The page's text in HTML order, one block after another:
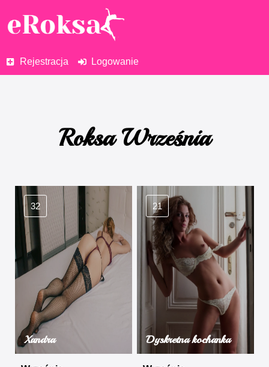
Rejestracja Logowanie
Roksa Września
32
Xandra
21
Dyskretna kochanka